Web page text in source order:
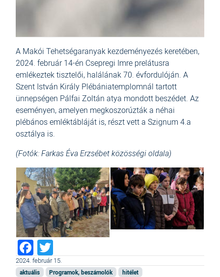
A Makói Tehetségaranyak kezdeményezés keretében,
2024. február 14-én Csepregi Imre prelátusra
emlékeztek tisztelői, halálának 70. évfordulóján. A
Szent István Király Plébániatemplomnál tartott
ünnepségen Pálfai Zoltán atya mondott beszédet. Az
eseményen, amelyen megkoszorúzták a néhai
plébános emléktábláját is, részt vett a Szignum 4.a
osztálya is.
(Fotók: Farkas Éva Erzsébet közösségi oldala)
Facebook
2024. február 15.
aktuális Programok, beszámolók hitélet